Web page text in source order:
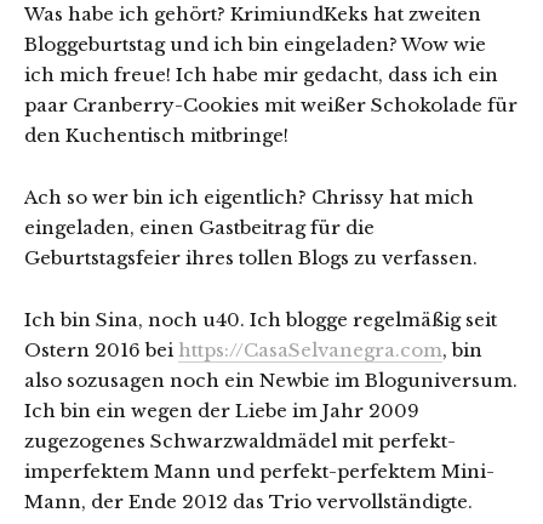
Was habe ich gehört? KrimiundKeks hat zweiten
Bloggeburtstag und ich bin eingeladen? Wow wie
ich mich freue! Ich habe mir gedacht, dass ich ein
paar Cranberry-Cookies mit weißer Schokolade für
den Kuchentisch mitbringe!
Ach so wer bin ich eigentlich? Chrissy hat mich
eingeladen, einen Gastbeitrag für die
Geburtstagsfeier ihres tollen Blogs zu verfassen.
Ich bin Sina, noch u40. Ich blogge regelmäßig seit
Ostern 2016 bei https://CasaSelvanegra.com, bin
also sozusagen noch ein Newbie im Bloguniversum.
Ich bin ein wegen der Liebe im Jahr 2009
zugezogenes Schwarzwaldmädel mit perfekt-
imperfektem Mann und perfekt-perfektem Mini-
Mann, der Ende 2012 das Trio vervollständigte.